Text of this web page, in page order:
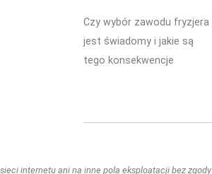
Czy wybór zawodu fryzjera
jest świadomy i jakie są
tego konsekwencje
internetu ani na inne pola eksploatacji bez